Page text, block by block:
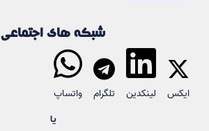
شبکه های اجتماعی
ایکس لینکدین تلگرام
واتساپ
یا